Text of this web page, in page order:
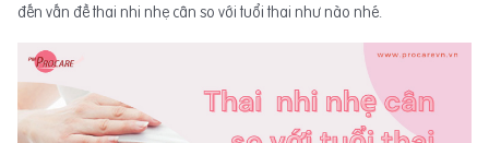
đến vấn đề thai nhi nhẹ cân so với tuổi thai như nào nhé.